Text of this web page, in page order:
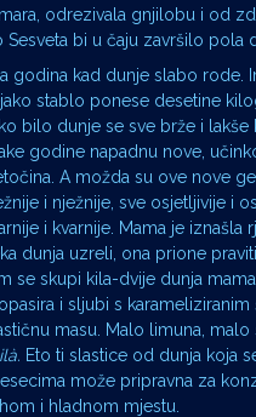
odrezivala gnjilobu i od
Sesveta bi u čaju završilo pola
godina kad dunje slabo rode.
stablo ponese desetine
bilo dunje se sve brže i lakše
godine napadnu nove,
A možda su ove nove
i nježnije, sve osjetljivije i
i kvarnije. Mama je iznašla
dunja uzreli, ona prione
se skupi kila-dvije dunja
i sljubi s
masu. Malo limuna, malo
Eto ti slastice od dunja koja
može pripravna za
i hladnom mjestu.